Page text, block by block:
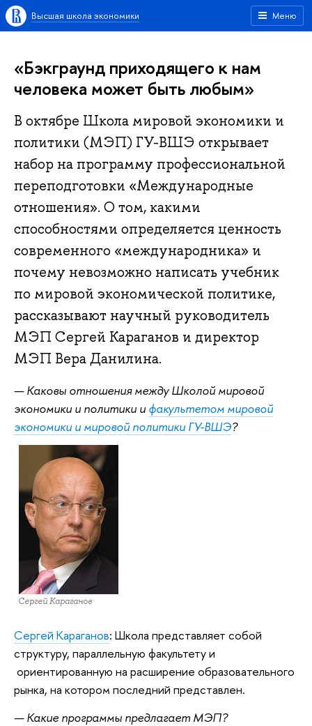
Меню
Высшая школа экономики
«Бэкграунд приходящего к нам
человека может быть любым»
В октябре Школа мировой экономики и
политики (МЭП) ГУ-ВШЭ открывает
набор на программу профессиональной
переподготовки «Международные
отношения». О том, какими
способностями определяется ценность
современного «международника» и
почему невозможно написать учебник
по мировой экономической политике,
рассказывают научный руководитель
МЭП Сергей Караганов и директор
МЭП Вера Данилина.
— Каковы отношения между Школой мировой
экономики и политики и факультетом мировой
экономики и мировой политики ГУ-ВШЭ?
Сергей Караганов
Сергей Караганов: Школа представляет собой
структуру, параллельную факультету и
ориентированную на расширение образовательного
рынка, на котором последний представлен.
— Какие программы предлагает МЭП?